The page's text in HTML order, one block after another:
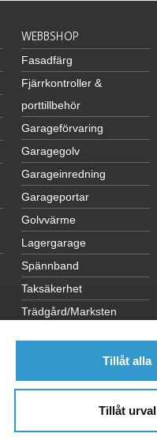
Tillåt alla
Tillåt urval
WEBBSHOP
Fasadfärg
Fjärrkontroller &
porttillbehör
Garageförvaring
Garagegolv
Garageinredning
Garageportar
Golvvärme
Lagergarage
Spännband
Taksäkerhet
Trädgård/Marksten